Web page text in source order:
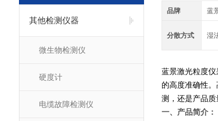
其他检测仪器
微生物检测仪
硬度计
电缆故障检测仪
品牌 蓝
分散方式 湿
蓝景激光粒度
的高度准确性
测，还是产品
一、产品简介：